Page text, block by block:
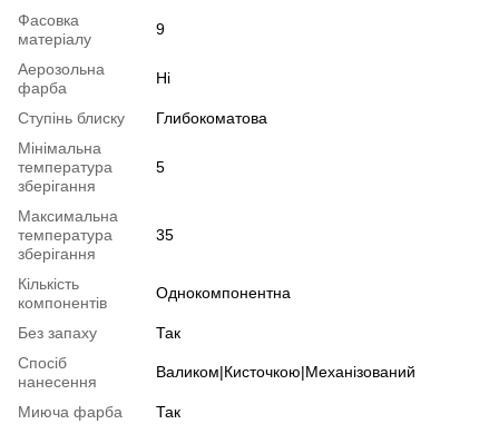
Фасовка
матеріалу
9
Аерозольна
фарба
Ні
Ступінь блиску
Глибокоматова
Мінімальна
температура
зберігання
5
Максимальна
температура
зберігання
35
Кількість
компонентів
Однокомпонентна
Без запаху
Так
Спосіб
нанесення
Валиком|Кисточкою|Механізований
Миюча фарба
Так